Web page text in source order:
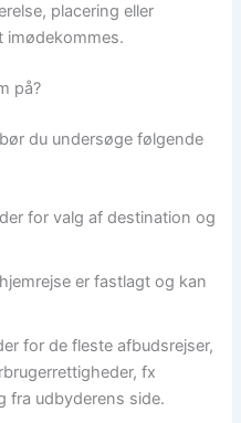
placering eller
imødekommes.
på?
du undersøge følgende
for valg af destination og
er fastlagt og kan
for de fleste afbudsrejser,
fx
fra udbyderens side.